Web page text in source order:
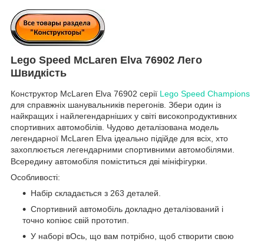
Lego Speed McLaren Elva 76902 Лего
Швидкість
Конструктор McLaren Elva 76902 серії Lego Speed Champions
для справжніх шанувальників перегонів. Збери один із
найкращих і найлегендарніших у світі високопродуктивних
спортивних автомобілів. Чудово деталізована модель
легендарної McLaren Elva ідеально підійде для всіх, хто
захоплюється легендарними спортивними автомобілями.
Всередину автомобіля поміститься дві мініфігурки.
Особливості:
Набір складається з 263 деталей.
Спортивний автомобіль докладно деталізований і
точно копіює свій прототип.
У наборі вОсь, що вам потрібно, щоб створити свою